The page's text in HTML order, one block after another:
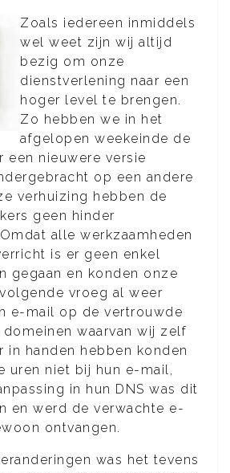
Zoals iedereen inmiddels
wel weet zijn wij altijd
bezig om onze
dienstverlening naar een
hoger level te brengen.
Zo hebben we in het
afgelopen weekeinde de
een nieuwere versie
op een andere
verhuizing hebben de
geen hinder
alle werkzaamheden
is er geen enkel
gegaan en konden onze
vroeg al weer
e-mail op de vertrouwde
domeinen waarvan wij zelf
in handen hebben konden
uren niet bij hun e-mail,
in hun DNS was dit
en werd de verwachte e-
ontvangen.
was het tevens